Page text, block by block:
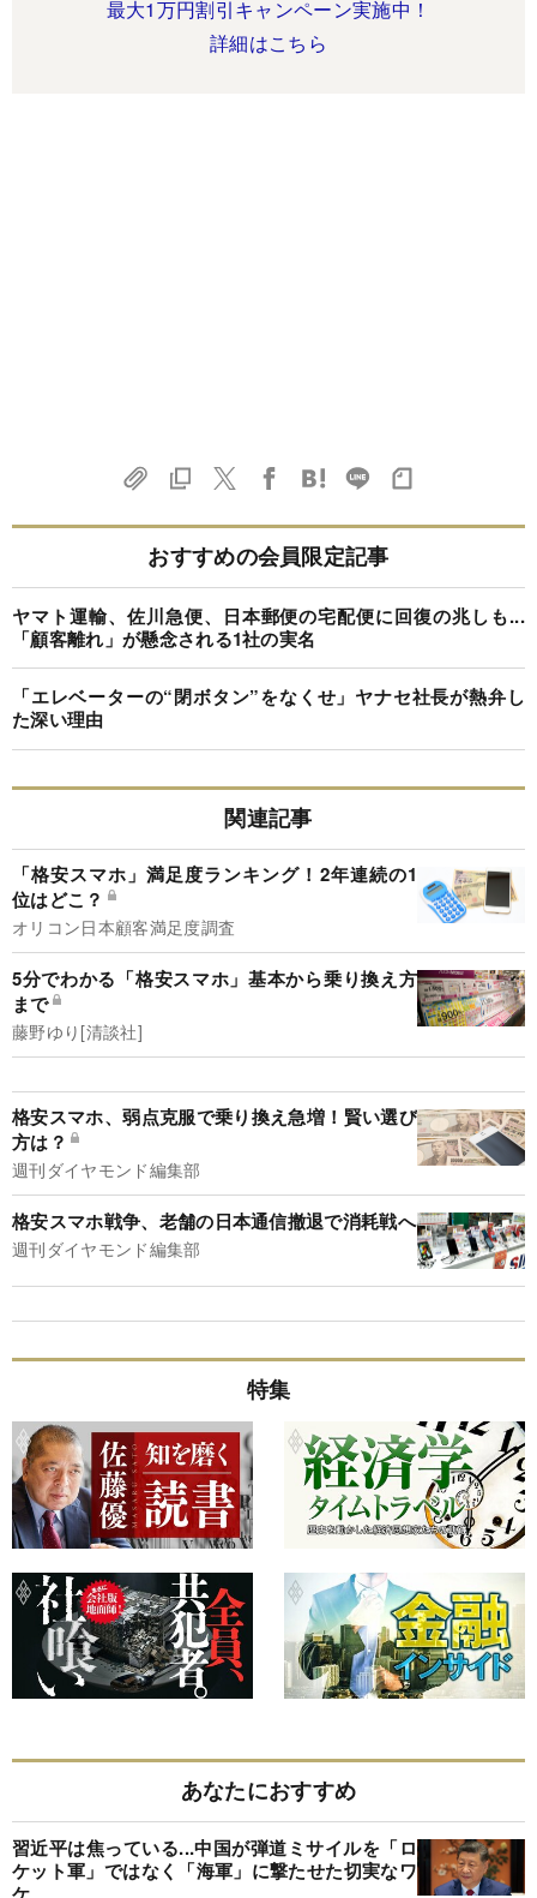
最大1万円割引キャンペーン実施中！
詳細はこちら
おすすめの会員限定記事
ヤマト運輸、佐川急便、日本郵便の宅配便に回復の兆しも...
「顧客離れ」が懸念される1社の実名
「エレベーターの“閉ボタン”をなくせ」ヤナセ社長が熱弁し
た深い理由
関連記事
「格安スマホ」満足度ランキング！2年連続の1
位はどこ？
オリコン日本顧客満足度調査
5分でわかる「格安スマホ」基本から乗り換え方
まで
藤野ゆり[清談社]
格安スマホ、弱点克服で乗り換え急増！賢い選び
方は？
週刊ダイヤモンド編集部
格安スマホ戦争、老舗の日本通信撤退で消耗戦へ
週刊ダイヤモンド編集部
特集
あなたにおすすめ
習近平は焦っている...中国が弾道ミサイルを「ロ
ケット軍」ではなく「海軍」に撃たせた切実なワ